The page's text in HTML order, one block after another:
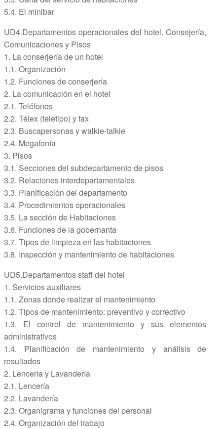
5.4. El minibar
UD4.Departamentos operacionales del hotel. Consejería,
Comunicaciones y Pisos
1. La conserjería de un hotel
1.1. Organización
1.2. Funciones de conserjería
2. La comunicación en el hotel
2.1. Teléfonos
2.2. Télex (teletipo) y fax
2.3. Buscapersonas y walkie-talkie
2.4. Megafonía
3. Pisos
3.1. Secciones del subdepartamento de pisos
3.2. Relaciones interdepartamentales
3.3. Planificación del departamento
3.4. Procedimientos operacionales
3.5. La sección de Habitaciones
3.6. Funciones de la gobernanta
3.7. Tipos de limpieza en las habitaciones
3.8. Inspección y mantenimiento de habitaciones
UD5.Departamentos staff del hotel
1. Servicios auxiliares
1.1. Zonas donde realizar el mantenimiento
1.2. Tipos de mantenimiento: preventivo y correctivo
1.3. El control de mantenimiento y sus elementos
administrativos
1.4. Planificación de mantenimiento y análisis de
resultados
2. Lencería y Lavandería
2.1. Lencería
2.2. Lavandería
2.3. Organigrama y funciones del personal
2.4. Organización del trabajo